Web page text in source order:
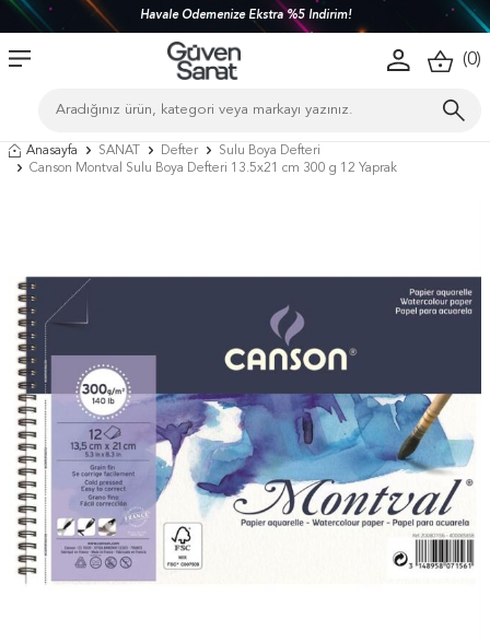
Havale Ödemenize Ekstra %5 İndirim!
(0)
Anasayfa SANAT Defter
Sulu Boya Defteri
Canson Montval Sulu Boya Defteri 13.5x21 cm 300 g 12 Yaprak